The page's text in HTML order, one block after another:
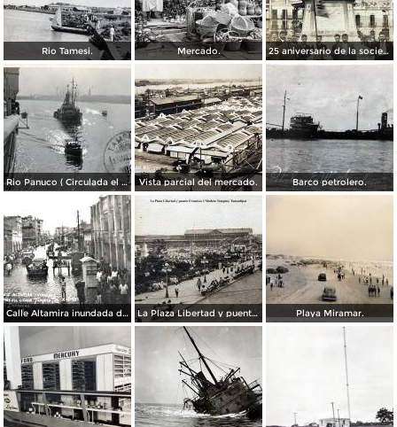
Rio Tamesi. Mercado. 25 aniversario de la sociedad mutua de artesanos de Benito Juarez ( Fechada el 2 de Octubre de 1910 ).
Rio Panuco ( Circulada el 17 de Mayo de 1932 ). Vista parcial del mercado. Barco petrolero.
Calle Altamira inundada despues del ciclon del 2 de Octubre de 1933. La Plaza Libertad y puente Francisco I Madero Tampico, Tamaulipas Playa Miramar.